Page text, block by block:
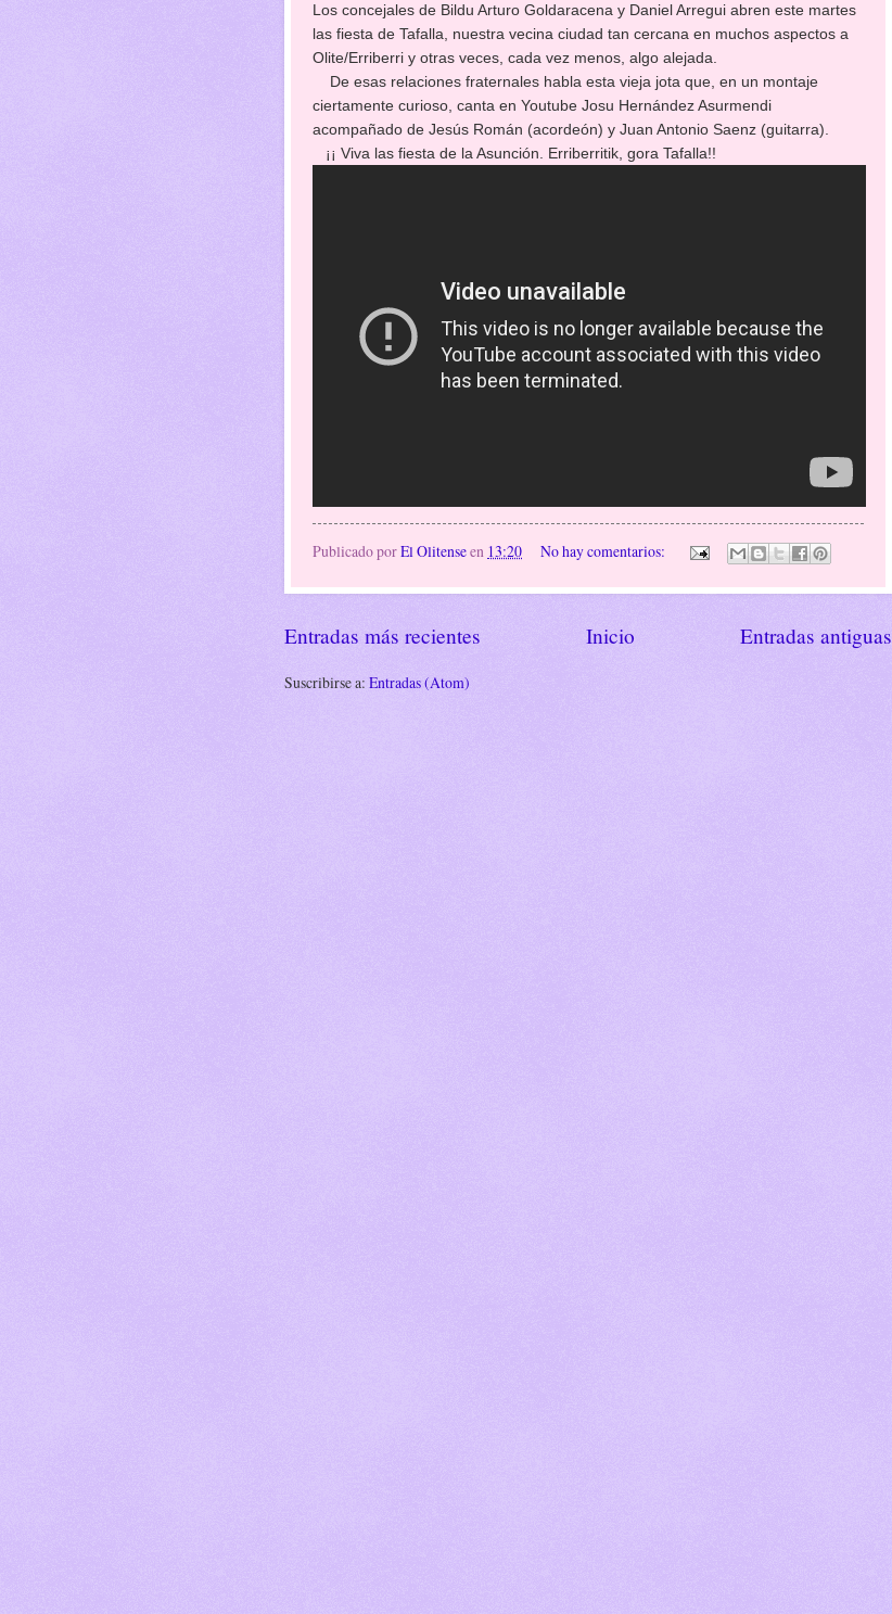
Los concejales de Bildu Arturo Goldaracena y Daniel Arregui abren este martes
las fiesta de Tafalla, nuestra vecina ciudad tan cercana en muchos aspectos a
Olite/Erriberri y otras veces, cada vez menos, algo alejada.
De esas relaciones fraternales habla esta vieja jota que, en un montaje
ciertamente curioso, canta en Youtube Josu Hernández Asurmendi
acompañado de Jesús Román (acordeón) y Juan Antonio Saenz (guitarra).
¡¡ Viva las fiesta de la Asunción. Erriberritik, gora Tafalla!!
Publicado porEl Olitenseen 13:20 No hay comentarios:
Entradas más recientes Entradas antiguas
Inicio
Suscribirse a: Entradas (Atom)